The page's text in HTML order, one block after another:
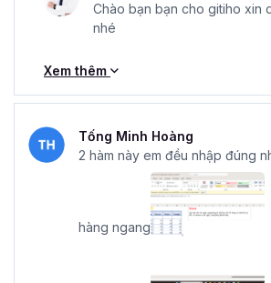
Chào bạn bạn cho gitiho xin
nhé
Xem thêm
Tống Minh Hoàng
2 hàm này em đều nhập đúng
hàng ngang